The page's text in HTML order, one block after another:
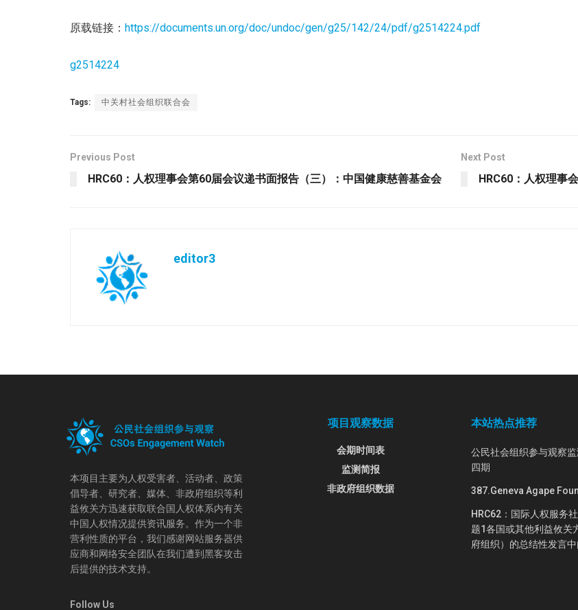
原载链接： https://documents.un.org/doc/undoc/gen/g25/142/24/pdf/g2514224.pdf
g2514224
Tags: 中关村社会组织联合会
Previous Post
HRC60：人权理事会第60届会议递书面报告（三）：中国健康慈善基金会
Next Post
HRC60：人权理事
editor3
本项目主要为人权受害者、活动者、政策
倡导者、研究者、媒体、非政府组织等利
益攸关方迅速获取联合国人权体系内有关
中国人权情况提供资讯服务。作为一个非
营利性质的平台，我们感谢网站服务器供
应商和网络安全团队在我们遭到黑客攻击
后提供的技术支持。
Follow Us
项目观察数据
会期时间表
监测简报
非政府组织数据
本站热点推荐
公民社会组织参与观察
四期
387.Geneva Agape
HRC62：国际人权服务
题1各国或其他利益攸关
府组织）的总结性发言